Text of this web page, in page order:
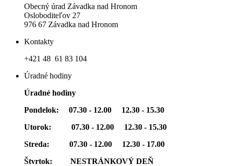
Obecný úrad Závadka nad Hronom
Osloboditeľov 27
976 67 Závadka nad Hronom
Kontakty
+421 48 61 83 104
Úradné hodiny
Úradné hodiny
Pondelok: 07.30 - 12.00 12.30 - 15.30
Utorok: 07.30 - 12.00 12.30 - 15.30
Streda: 07.30 - 12.00 12.30 - 17.00
Štvrtok: NESTRÁNKOVÝ DEŇ